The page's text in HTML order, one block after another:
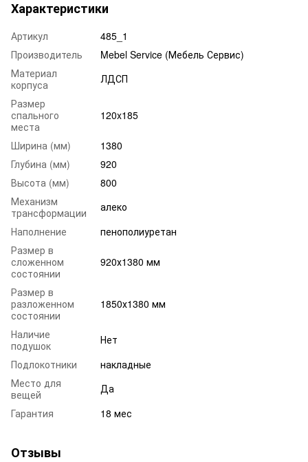
Характеристики
Артикул
485_1
Производитель
Mebel Service (Мебель Сервис)
Материал
корпуса
ЛДСП
Размер
спального
места
120x185
Ширина (мм)
1380
Глубина (мм)
920
Высота (мм)
800
Механизм
трансформации
алеко
Наполнение
пенополиуретан
Размер в
сложенном
состоянии
920х1380 мм
Размер в
разложенном
состоянии
1850х1380 мм
Наличие
подушок
Нет
Подлокотники
накладные
Место для
вещей
Да
Гарантия
18 мес
Отзывы